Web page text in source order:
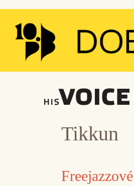
Přeskočit
obsah
Tikkun